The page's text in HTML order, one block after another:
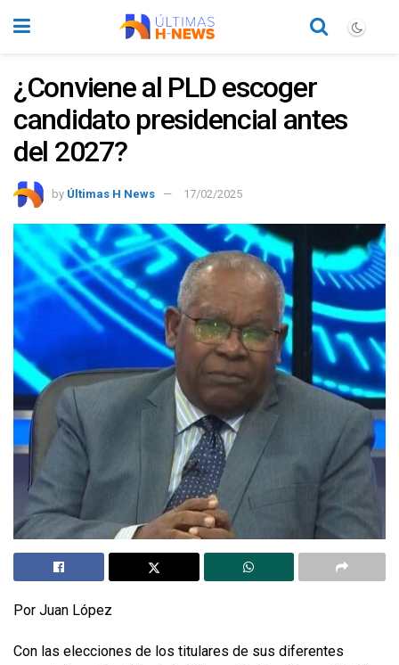
¿Conviene al PLD escoger
candidato presidencial antes
del 2027?
by Últimas H News 17/02/2025
Por Juan López
Con las elecciones de los titulares de sus diferentes